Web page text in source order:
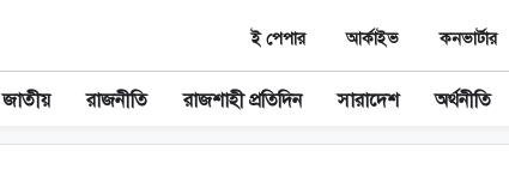
ই পেপার আর্কাইভ কনভার্টার
জাতীয় রাজনীতি রাজশাহী প্রতিদিন সারাদেশ অর্থনীতি